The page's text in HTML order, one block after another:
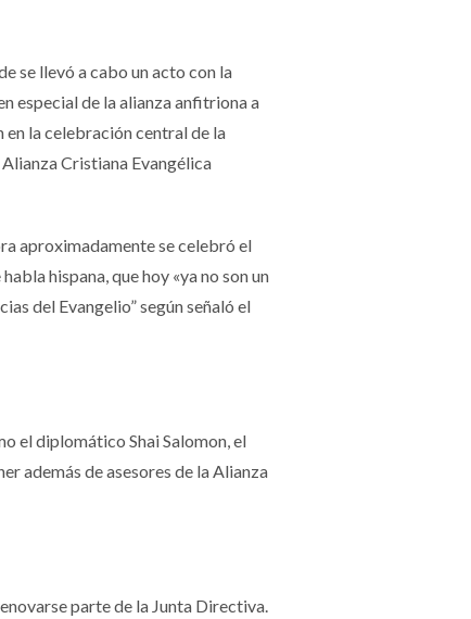
se llevó a cabo un acto con la
especial de la alianza anfitriona a
la celebración central de la
Cristiana Evangélica
aproximadamente se celebró el
hispana, que hoy «ya no son un
del Evangelio” según señaló el
el diplomático Shai Salomon, el
además de asesores de la Alianza
parte de la Junta Directiva.